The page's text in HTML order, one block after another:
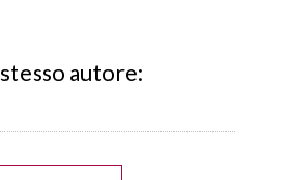
autore: